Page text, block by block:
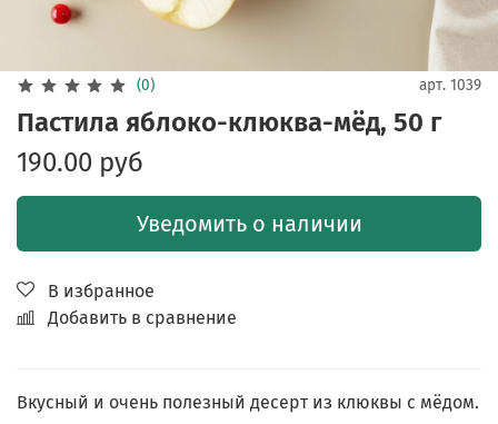
(0) арт. 1039
Пастила яблоко-клюква-мёд, 50 г
190.00 руб
Уведомить о наличии
В избранное
Добавить в сравнение
Вкусный и очень полезный десерт из клюквы с мёдом.